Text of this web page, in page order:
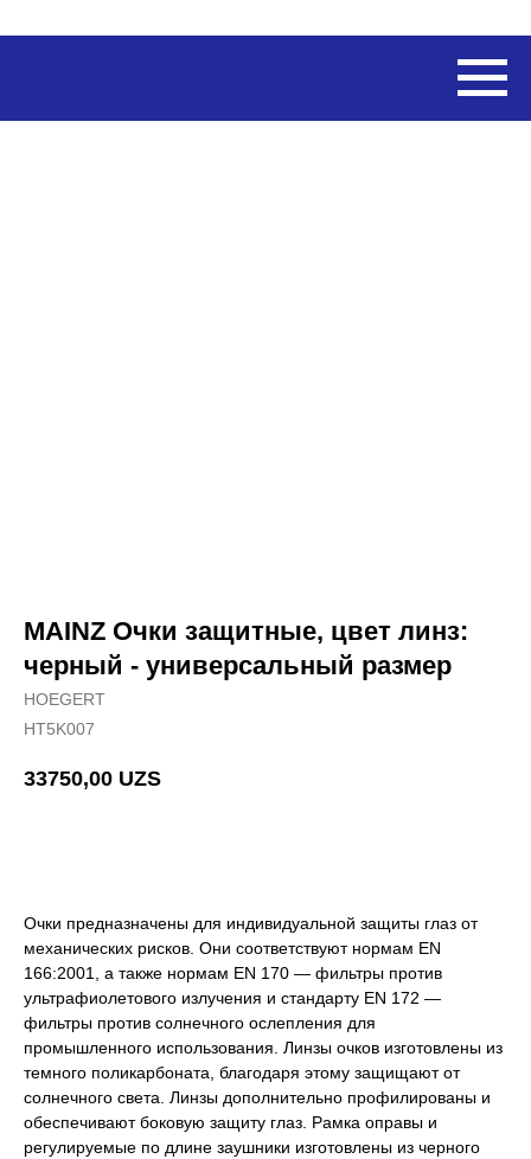
MAINZ Очки защитные, цвет линз:
черный - универсальный размер
HOEGERT
HT5K007
33750,00 UZS
Очки предназначены для индивидуальной защиты глаз от
механических рисков. Они соответствуют нормам EN
166:2001, а также нормам EN 170 — фильтры против
ультрафиолетового излучения и стандарту EN 172 —
фильтры против солнечного ослепления для
промышленного использования. Линзы очков изготовлены из
темного поликарбоната, благодаря этому защищают от
солнечного света. Линзы дополнительно профилированы и
обеспечивают боковую защиту глаз. Рамка оправы и
регулируемые по длине заушники изготовлены из черного